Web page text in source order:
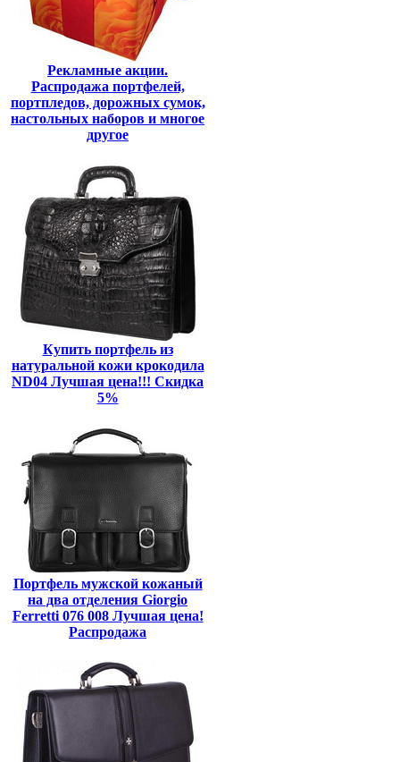
Рекламные акции.
Распродажа портфелей,
портпледов, дорожных сумок,
настольных наборов и многое
другое
Купить портфель из
натуральной кожи крокодила
ND04 Лучшая цена!!! Скидка
5%
Портфель мужской кожаный
на два отделения Giorgio
Ferretti 076 008 Лучшая цена!
Распродажа